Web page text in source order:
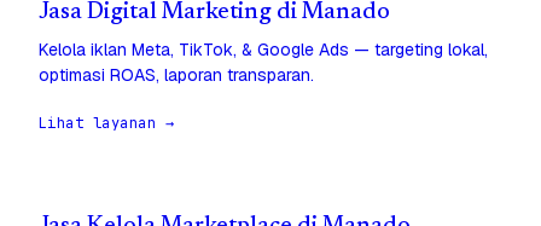
Jasa Digital Marketing di Manado
Kelola iklan Meta, TikTok, & Google Ads — targeting lokal,
optimasi ROAS, laporan transparan.
Lihat layanan →